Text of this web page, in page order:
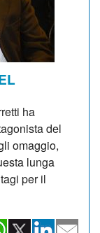
ha
del
omaggio,
lunga
per il